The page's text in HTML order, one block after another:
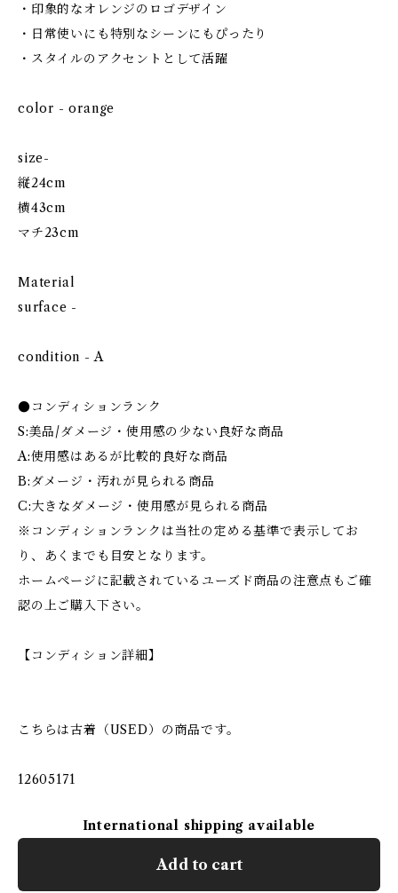
・印象的なオレンジのロゴデザイン
・日常使いにも特別なシーンにもぴったり
・スタイルのアクセントとして活躍
color - orange
size-
縦24cm
横43cm
マチ23cm
Material
surface -
condition - A
●コンディションランク
S:美品/ダメージ・使用感の少ない良好な商品
A:使用感はあるが比較的良好な商品
B:ダメージ・汚れが見られる商品
C:大きなダメージ・使用感が見られる商品
※コンディションランクは当社の定める基準で表示してお
り、あくまでも目安となります。
ホームページに記載されているユーズド商品の注意点もご確
認の上ご購入下さい。
【コンディション詳細】
こちらは古着（USED）の商品です。
12605171
International shipping available
Add to cart